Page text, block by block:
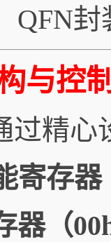
QFN
与控
过精
寄存器
器（